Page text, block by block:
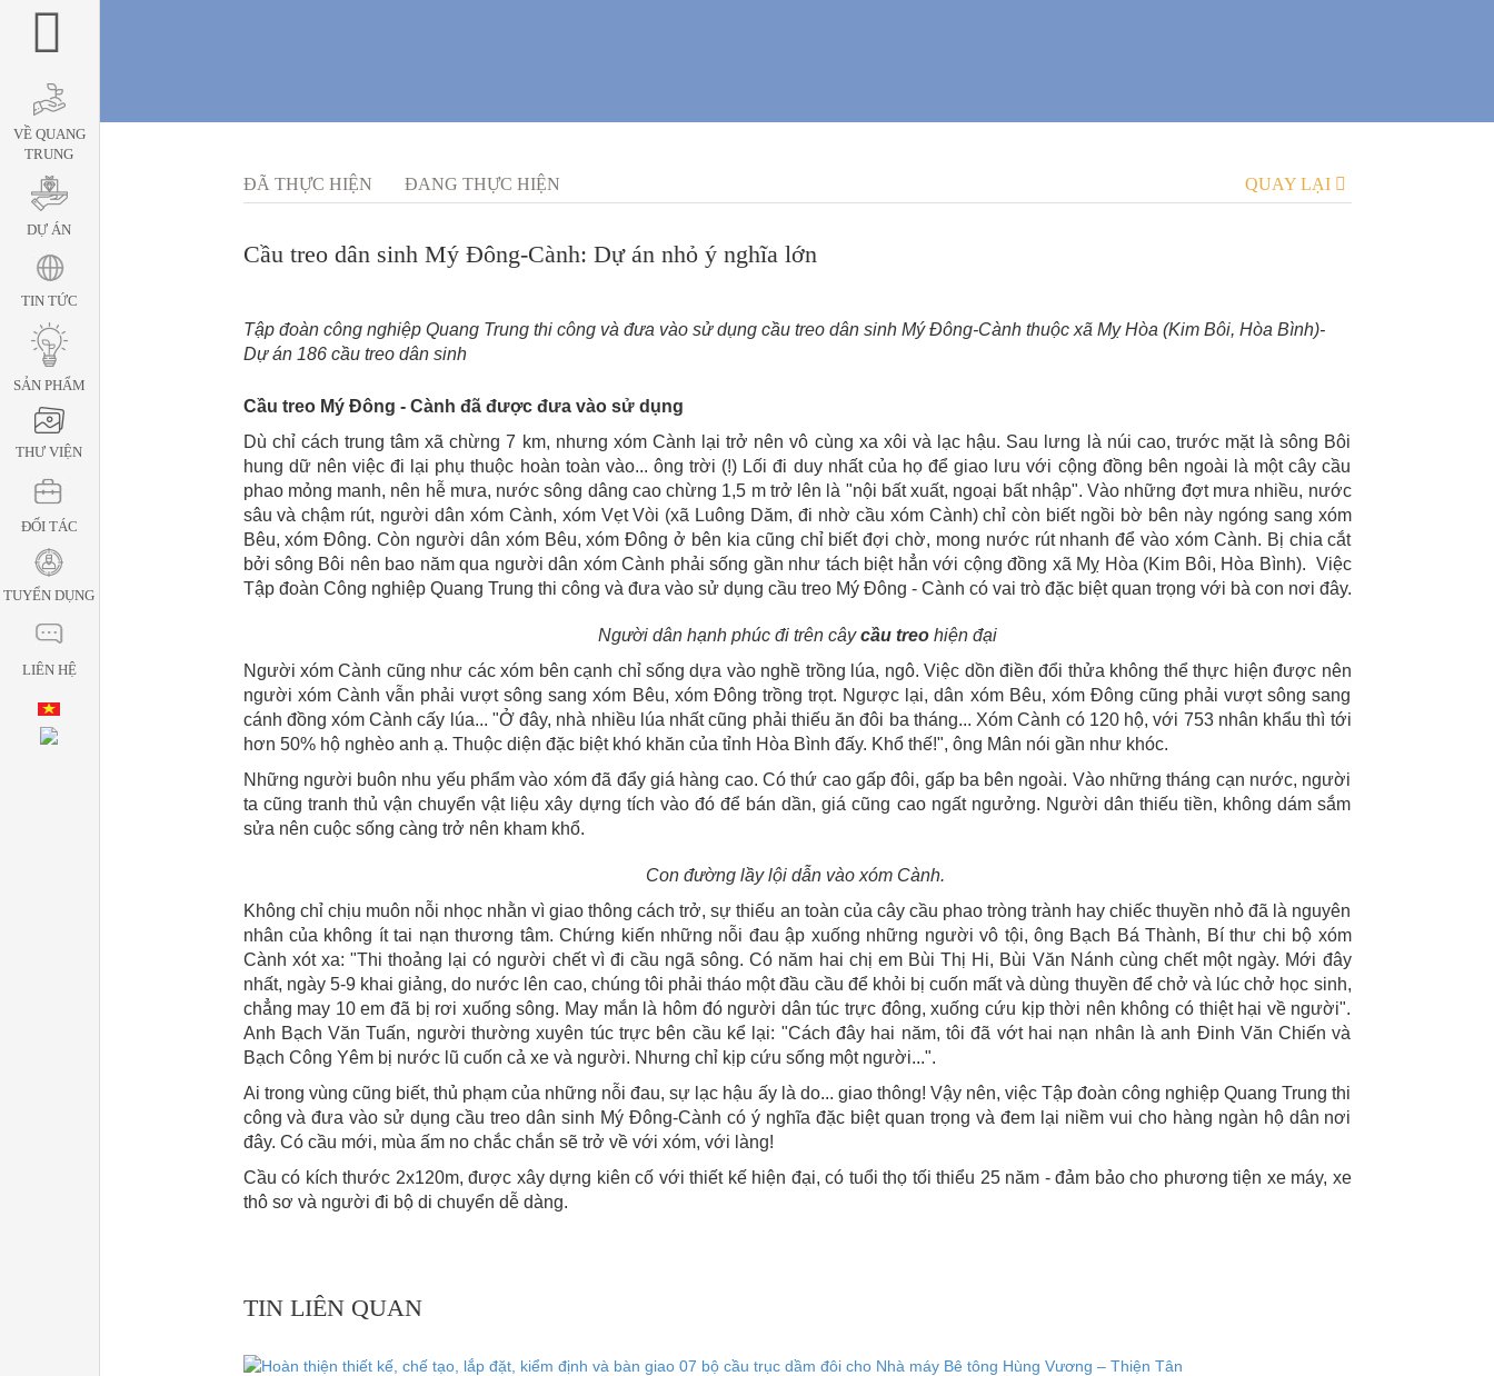
VỀ QUANG
TRUNG
DỰ ÁN
TIN TỨC
SẢN PHẨM
THƯ VIỆN
ĐỐI TÁC
TUYỂN DỤNG
LIÊN HỆ
ĐÃ THỰC HIỆN ĐANG THỰC HIỆN QUAY LẠI
Cầu treo dân sinh Mý Đông-Cành: Dự án nhỏ ý nghĩa lớn
Tập đoàn công nghiệp Quang Trung thi công và đưa vào sử dụng cầu treo dân sinh Mý Đông-Cành thuộc xã Mỵ Hòa (Kim Bôi, Hòa Bình)-
Dự án 186 cầu treo dân sinh
Cầu treo Mý Đông - Cành đã được đưa vào sử dụng
Dù chỉ cách trung tâm xã chừng 7 km, nhưng xóm Cành lại trở nên vô cùng xa xôi và lạc hậu. Sau lưng là núi cao, trước mặt là sông Bôi
hung dữ nên việc đi lại phụ thuộc hoàn toàn vào... ông trời (!) Lối đi duy nhất của họ để giao lưu với cộng đồng bên ngoài là một cây cầu
phao mỏng manh, nên hễ mưa, nước sông dâng cao chừng 1,5 m trở lên là "nội bất xuất, ngoại bất nhập". Vào những đợt mưa nhiều, nước
sâu và chậm rút, người dân xóm Cành, xóm Vẹt Vòi (xã Luông Dăm, đi nhờ cầu xóm Cành) chỉ còn biết ngồi bờ bên này ngóng sang xóm
Bêu, xóm Ðông. Còn người dân xóm Bêu, xóm Ðông ở bên kia cũng chỉ biết đợi chờ, mong nước rút nhanh để vào xóm Cành. Bị chia cắt
bởi sông Bôi nên bao năm qua người dân xóm Cành phải sống gần như tách biệt hẳn với cộng đồng xã Mỵ Hòa (Kim Bôi, Hòa Bình). Việc
Tập đoàn Công nghiệp Quang Trung thi công và đưa vào sử dụng cầu treo Mý Đông - Cành có vai trò đặc biệt quan trọng với bà con nơi đây.
Người dân hạnh phúc đi trên câycầu treohiện đại
Người xóm Cành cũng như các xóm bên cạnh chỉ sống dựa vào nghề trồng lúa, ngô. Việc dồn điền đổi thửa không thể thực hiện được nên
người xóm Cành vẫn phải vượt sông sang xóm Bêu, xóm Ðông trồng trọt. Ngược lại, dân xóm Bêu, xóm Ðông cũng phải vượt sông sang
cánh đồng xóm Cành cấy lúa... "Ở đây, nhà nhiều lúa nhất cũng phải thiếu ăn đôi ba tháng... Xóm Cành có 120 hộ, với 753 nhân khẩu thì tới
hơn 50% hộ nghèo anh ạ. Thuộc diện đặc biệt khó khăn của tỉnh Hòa Bình đấy. Khổ thế!", ông Mân nói gần như khóc.
Những người buôn nhu yếu phẩm vào xóm đã đẩy giá hàng cao. Có thứ cao gấp đôi, gấp ba bên ngoài. Vào những tháng cạn nước, người
ta cũng tranh thủ vận chuyển vật liệu xây dựng tích vào đó để bán dần, giá cũng cao ngất ngưởng. Người dân thiếu tiền, không dám sắm
sửa nên cuộc sống càng trở nên kham khổ.
Con đường lầy lội dẫn vào xóm Cành.
Không chỉ chịu muôn nỗi nhọc nhằn vì giao thông cách trở, sự thiếu an toàn của cây cầu phao tròng trành hay chiếc thuyền nhỏ đã là nguyên
nhân của không ít tai nạn thương tâm. Chứng kiến những nỗi đau ập xuống những người vô tội, ông Bạch Bá Thành, Bí thư chi bộ xóm
Cành xót xa: "Thi thoảng lại có người chết vì đi cầu ngã sông. Có năm hai chị em Bùi Thị Hi, Bùi Văn Nánh cùng chết một ngày. Mới đây
nhất, ngày 5-9 khai giảng, do nước lên cao, chúng tôi phải tháo một đầu cầu để khỏi bị cuốn mất và dùng thuyền để chở và lúc chở học sinh,
chẳng may 10 em đã bị rơi xuống sông. May mắn là hôm đó người dân túc trực đông, xuống cứu kịp thời nên không có thiệt hại về người".
Anh Bạch Văn Tuấn, người thường xuyên túc trực bên cầu kể lại: "Cách đây hai năm, tôi đã vớt hai nạn nhân là anh Ðinh Văn Chiến và
Bạch Công Yêm bị nước lũ cuốn cả xe và người. Nhưng chỉ kịp cứu sống một người...".
Ai trong vùng cũng biết, thủ phạm của những nỗi đau, sự lạc hậu ấy là do... giao thông! Vậy nên, việc Tập đoàn công nghiệp Quang Trung thi
công và đưa vào sử dụng cầu treo dân sinh Mý Đông-Cành có ý nghĩa đặc biệt quan trọng và đem lại niềm vui cho hàng ngàn hộ dân nơi
đây. Có cầu mới, mùa ấm no chắc chắn sẽ trở về với xóm, với làng!
Cầu có kích thước 2x120m, được xây dựng kiên cố với thiết kế hiện đại, có tuổi thọ tối thiểu 25 năm - đảm bảo cho phương tiện xe máy, xe
thô sơ và người đi bộ di chuyển dễ dàng.
TIN LIÊN QUAN